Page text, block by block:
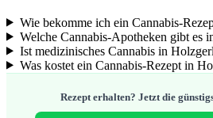
Wie bekomme ich ein Cannabis-
Welche Cannabis-Apotheken gibt es
Ist medizinisches Cannabis in
Was kostet ein Cannabis-Rezept in
Rezept erhalten? Jetzt die